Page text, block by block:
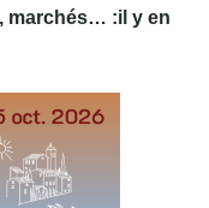
marchés… :il y en